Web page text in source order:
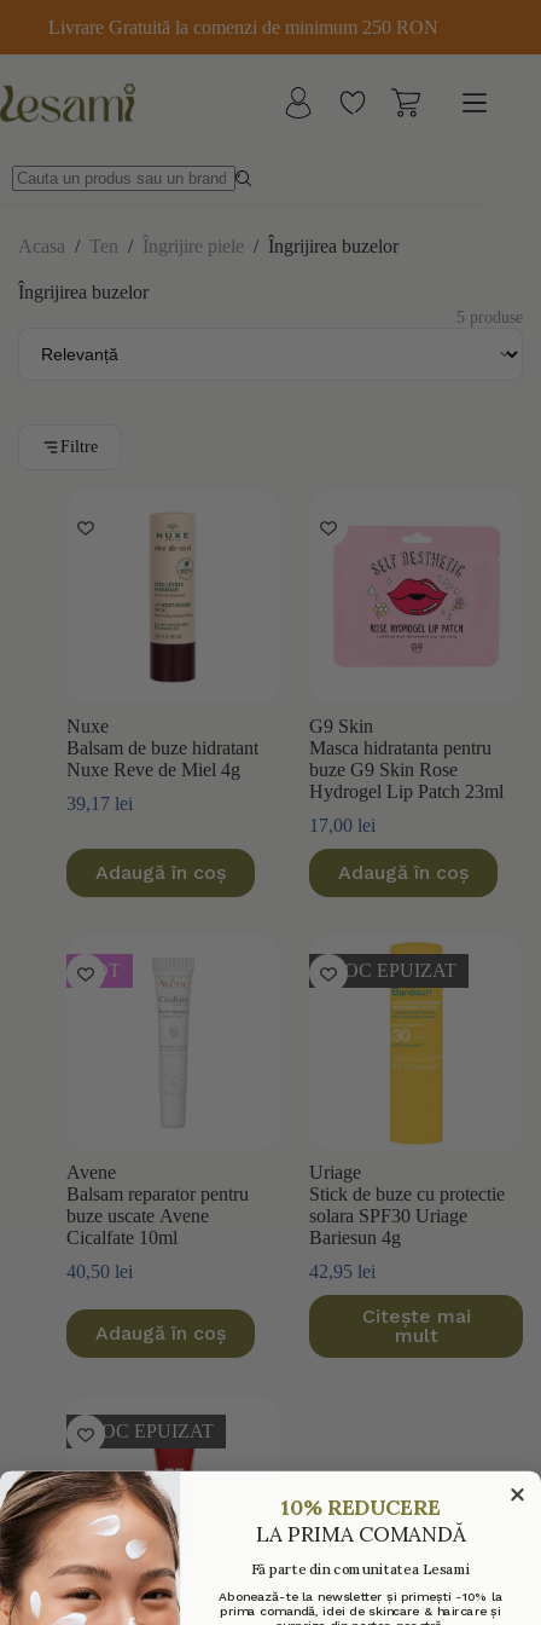
conținut
Livrare Gratuită la comenzi de minimum 250 RON
Acasa / Ten / Îngrijire piele / Îngrijirea buzelor
Îngrijirea buzelor
5 produse
Filtre
Nuxe
Balsam de buze hidratant
Nuxe Reve de Miel 4g
39,17 lei
Adaugă în coș
G9 Skin
Masca hidratanta pentru
buze G9 Skin Rose
Hydrogel Lip Patch 23ml
17,00 lei
Adaugă în coș
HOT
Avene
Balsam reparator pentru
buze uscate Avene
Cicalfate 10ml
40,50 lei
Adaugă în coș
STOC EPUIZAT
Uriage
Stick de buze cu protectie
solara SPF30 Uriage
Bariesun 4g
42,95 lei
Citește mai
mult
STOC EPUIZAT
10% REDUCERE
LA PRIMA COMANDĂ
Fă parte din comunitatea Lesami
Abonează-te la newsletter și primești -10% la
prima comandă, idei de skincare & haircare și